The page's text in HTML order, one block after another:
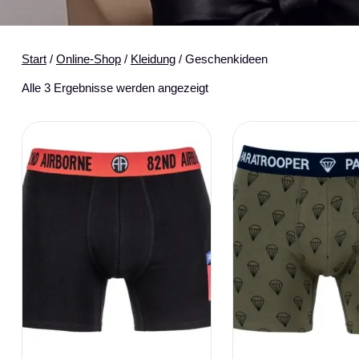
Start/ Online-Shop/ Kleidung/ Geschenkideen
Alle 3 Ergebnisse werden angezeigt